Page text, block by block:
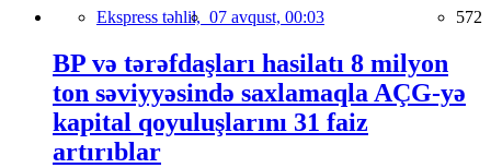
Ekspress təhlil, 07 avqust, 00:03 572
BP və tərəfdaşları hasilatı 8 milyon
ton səviyyəsində saxlamaqla AÇG-yə
kapital qoyuluşlarını 31 faiz
artırıblar